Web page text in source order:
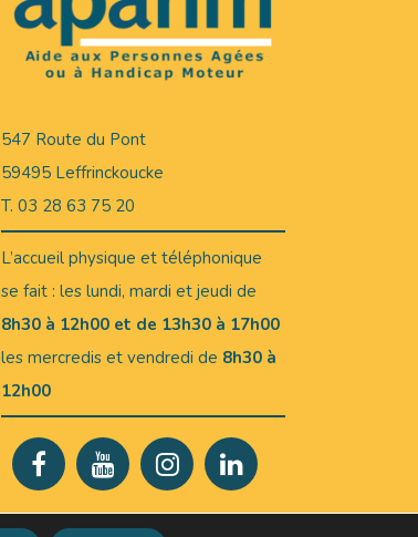
547 Route du Pont
59495 Leffrinckoucke
T. 03 28 63 75 20
L’accueil physique et téléphonique
se fait : les lundi, mardi et jeudi de
8h30 à 12h00 et de 13h30 à 17h00
les mercredis et vendredi de 8h30 à
12h00